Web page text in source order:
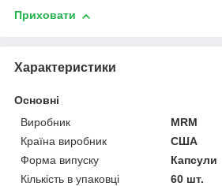
Приховати
Характеристики
Основні
Виробник
MRM
Країна виробник
США
Форма випуску
Капсули
Кількість в упаковці
60 шт.